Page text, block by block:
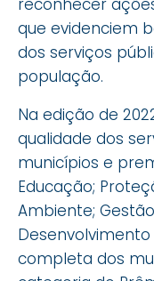
reconhecer
que evidenciem
dos serviços
população.
Na edição de
qualidade dos
municípios e
Educação;
Ambiente;
completa dos